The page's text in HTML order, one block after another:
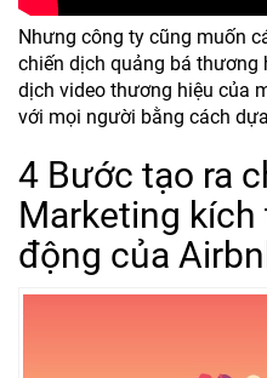
Nhưng công ty cũng muốn
chiến dịch quảng bá thương
dịch video thương hiệu của
với mọi người bằng cách
4 Bước tạo ra
Marketing kích
động của